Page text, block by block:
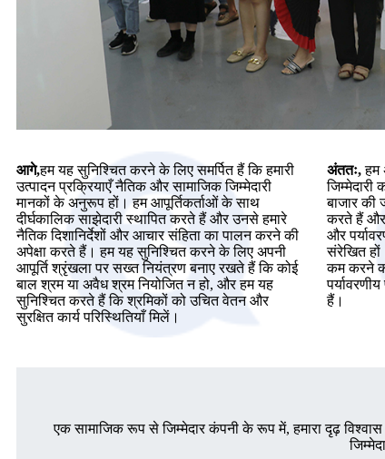
आगे,हम यह सुनिश्चित करने के लिए समर्पित हैं कि हमारी
उत्पादन प्रक्रियाएँ नैतिक और सामाजिक जिम्मेदारी
मानकों के अनुरूप हों। हम आपूर्तिकर्ताओं के साथ
दीर्घकालिक साझेदारी स्थापित करते हैं और उनसे हमारे
नैतिक दिशानिर्देशों और आचार संहिता का पालन करने की
अपेक्षा करते हैं। हम यह सुनिश्चित करने के लिए अपनी
आपूर्ति श्रृंखला पर सख्त नियंत्रण बनाए रखते हैं कि कोई
बाल श्रम या अवैध श्रम नियोजित न हो, और हम यह
सुनिश्चित करते हैं कि श्रमिकों को उचित वेतन और
सुरक्षित कार्य परिस्थितियाँ मिलें।
अंततः, हम
बाजार की
करते हैं और
और
संरेखित
कम करने
हैं।
एक सामाजिक रूप से जिम्मेदार कंपनी के रूप में, हमारा दृढ़